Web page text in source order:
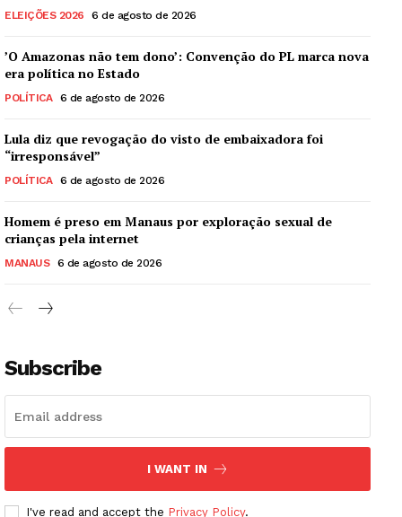
ELEIÇÕES 2026 6 de agosto de 2026
’O Amazonas não tem dono’: Convenção do PL marca nova
era política no Estado
POLÍTICA 6 de agosto de 2026
Lula diz que revogação do visto de embaixadora foi
“irresponsável”
POLÍTICA 6 de agosto de 2026
Homem é preso em Manaus por exploração sexual de
crianças pela internet
MANAUS 6 de agosto de 2026
Subscribe
I WANT IN
I've read and accept the Privacy Policy.